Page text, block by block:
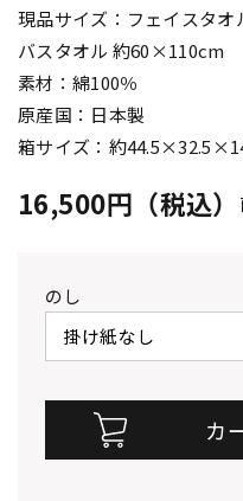
現品サイズ：フェイスタオ
バスタオル 約60×110cm
素材：綿100％
原産国：日本製
箱サイズ：約
16,500円（税込）
のし